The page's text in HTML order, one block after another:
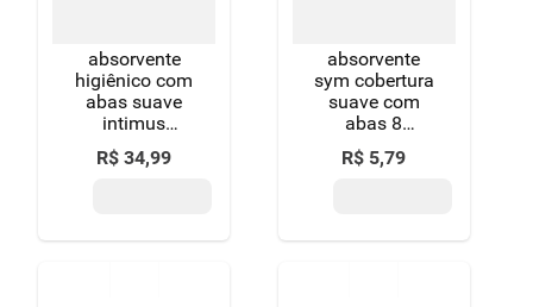
absorvente
higiênico com
abas suave
intimus
noturno
pacote 30
R$ 34,99
absorvente
sym cobertura
suave com
abas 8
unidades
R$ 5,79